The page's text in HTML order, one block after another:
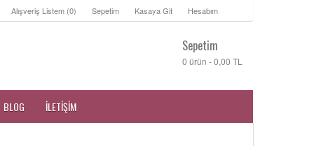
Alışveriş Listem (0) Sepetim Kasaya Git Hesabım
Sepetim
0 ürün - 0,00 TL
BLOG İLETIŞIM